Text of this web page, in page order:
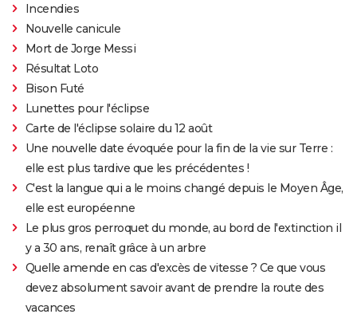
Incendies
Nouvelle canicule
Mort de Jorge Messi
Résultat Loto
Bison Futé
Lunettes pour l'éclipse
Carte de l'éclipse solaire du 12 août
Une nouvelle date évoquée pour la fin de la vie sur Terre :
elle est plus tardive que les précédentes !
C'est la langue qui a le moins changé depuis le Moyen Âge,
elle est européenne
Le plus gros perroquet du monde, au bord de l'extinction il
y a 30 ans, renaît grâce à un arbre
Quelle amende en cas d'excès de vitesse ? Ce que vous
devez absolument savoir avant de prendre la route des
vacances